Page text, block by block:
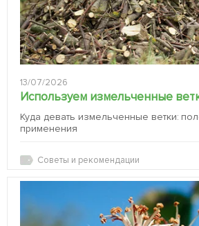
13/07/2026
Используем измельченные
Куда девать измельченные ветки:
применения
Советы и рекомендации